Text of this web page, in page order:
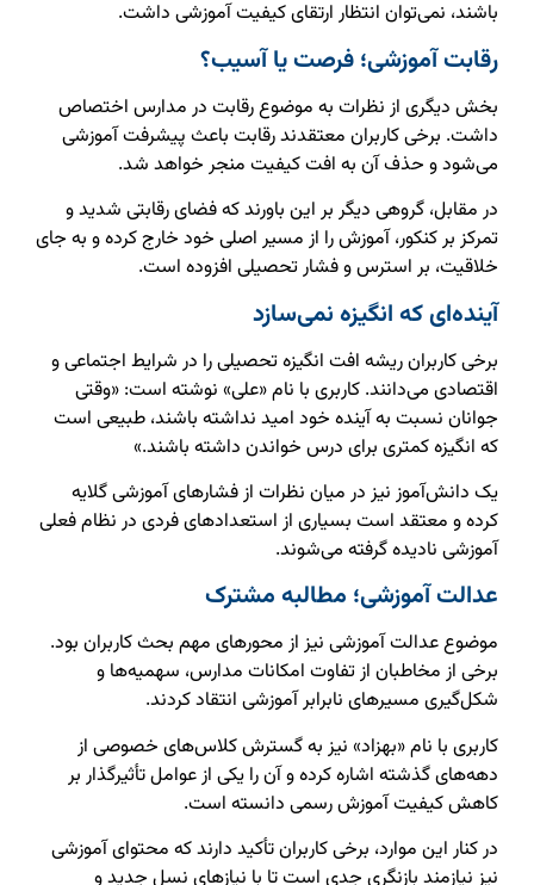
باشند، نمی‌توان انتظار ارتقای کیفیت آموزشی داشت.
رقابت آموزشی؛ فرصت یا آسیب؟
بخش دیگری از نظرات به موضوع رقابت در مدارس اختصاص
داشت. برخی کاربران معتقدند رقابت باعث پیشرفت آموزشی
می‌شود و حذف آن به افت کیفیت منجر خواهد شد.
در مقابل، گروهی دیگر بر این باورند که فضای رقابتی شدید و
تمرکز بر کنکور، آموزش را از مسیر اصلی خود خارج کرده و به جای
خلاقیت، بر استرس و فشار تحصیلی افزوده است.
آینده‌ای که انگیزه نمی‌سازد
برخی کاربران ریشه افت انگیزه تحصیلی را در شرایط اجتماعی و
اقتصادی می‌دانند. کاربری با نام «علی» نوشته است: «وقتی
جوانان نسبت به آینده خود امید نداشته باشند، طبیعی است
که انگیزه کمتری برای درس خواندن داشته باشند.»
یک دانش‌آموز نیز در میان نظرات از فشارهای آموزشی گلایه
کرده و معتقد است بسیاری از استعدادهای فردی در نظام فعلی
آموزشی نادیده گرفته می‌شوند.
عدالت آموزشی؛ مطالبه مشترک
موضوع عدالت آموزشی نیز از محورهای مهم بحث کاربران بود.
برخی از مخاطبان از تفاوت امکانات مدارس، سهمیه‌ها و
شکل‌گیری مسیرهای نابرابر آموزشی انتقاد کردند.
کاربری با نام «بهزاد» نیز به گسترش کلاس‌های خصوصی از
دهه‌های گذشته اشاره کرده و آن را یکی از عوامل تأثیرگذار بر
کاهش کیفیت آموزش رسمی دانسته است.
در کنار این موارد، برخی کاربران تأکید دارند که محتوای آموزشی
نیز نیازمند بازنگری جدی است تا با نیازهای نسل جدید و